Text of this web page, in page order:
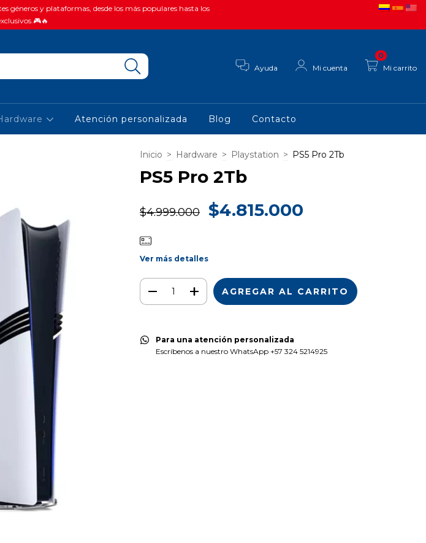
géneros y plataformas, desde los más populares hasta los
Ayuda Mi cuenta Mi carrito
0
Atención personalizada Blog Contacto
Inicio > Hardware > Playstation > PS5 Pro 2Tb
PS5 Pro 2Tb
$4.999.000 $4.815.000
Ver más detalles
Para una atención personalizada
Escríbenos a nuestro WhatsApp +57 324 5214925